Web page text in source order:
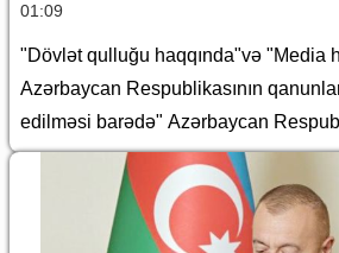
01:09
"Dövlət qulluğu haqqında"və "Media
Azərbaycan Respublikasının
edilməsi barədə" Azərbaycan
14 iyul tarixli 449-VIIQD nömrəli
bununla əlaqədar bəzi məsələlərin